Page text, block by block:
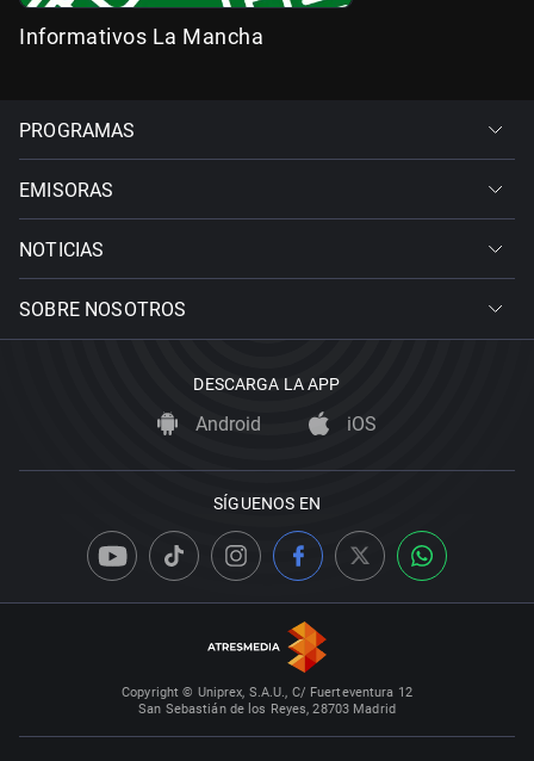
Informativos La Mancha
PROGRAMAS
EMISORAS
NOTICIAS
SOBRE NOSOTROS
DESCARGA LA APP
Android iOS
SÍGUENOS EN
Copyright © Uniprex, S.A.U., C/ Fuerteventura 12
San Sebastián de los Reyes, 28703 Madrid